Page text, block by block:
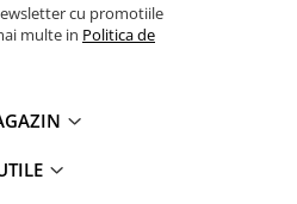
cu promotiile
multe in Politica de